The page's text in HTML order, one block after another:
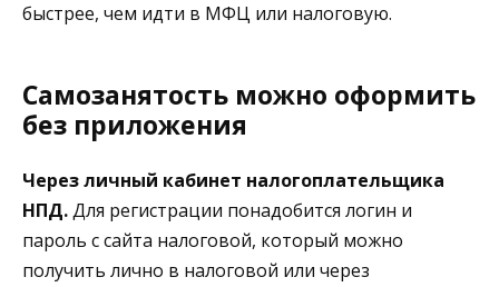
быстрее, чем идти в МФЦ или налоговую.
Самозанятость можно оформить
без приложения
Через личный кабинет налогоплательщика
НПД.Для регистрации понадобится логин и
пароль с сайта налоговой, который можно
получить лично в налоговой или через